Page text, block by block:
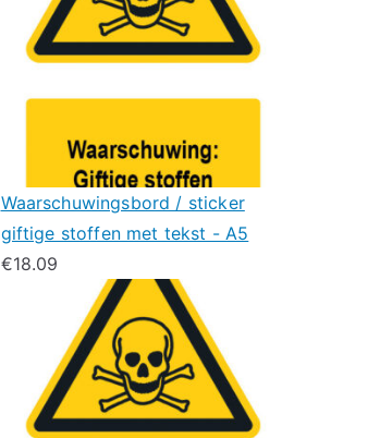
Waarschuwingsbord / sticker
giftige stoffen met tekst - A5
€18.09